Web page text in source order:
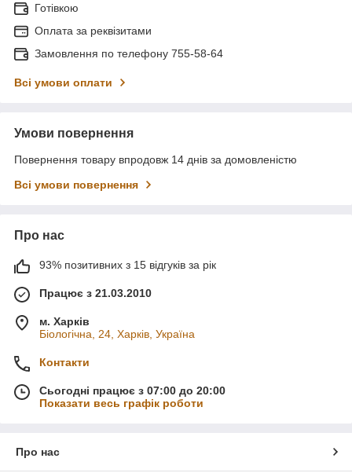
Готівкою
Оплата за реквізитами
Замовлення по телефону 755-58-64
Всі умови оплати
Умови повернення
Повернення товару впродовж 14 днів за домовленістю
Всі умови повернення
Про нас
93% позитивних з 15 відгуків за рік
Працює з 21.03.2010
м. Харків
Біологічна, 24, Харків, Україна
Контакти
Сьогодні працює з 07:00 до 20:00
Показати весь графік роботи
Про нас